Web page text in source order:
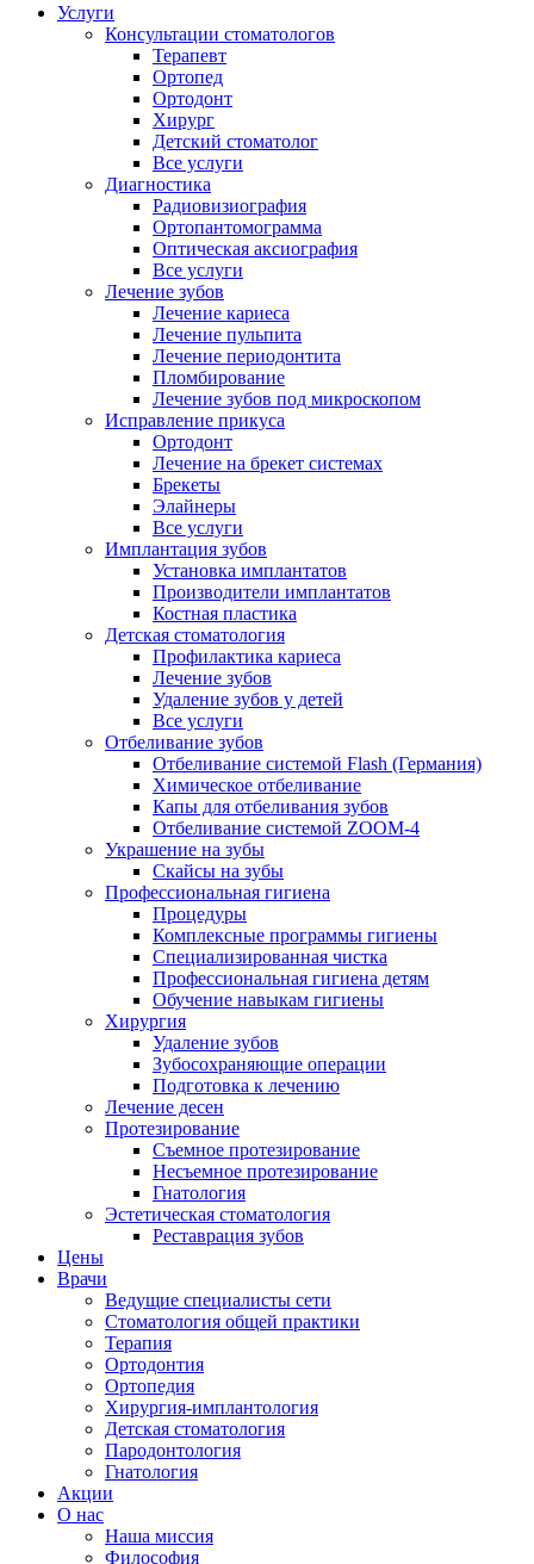
Услуги
Консультации стоматологов
Терапевт
Ортопед
Ортодонт
Хирург
Детский стоматолог
Все услуги
Диагностика
Радиовизиография
Ортопантомограмма
Оптическая аксиография
Все услуги
Лечение зубов
Лечение кариеса
Лечение пульпита
Лечение периодонтита
Пломбирование
Лечение зубов под микроскопом
Исправление прикуса
Ортодонт
Лечение на брекет системах
Брекеты
Элайнеры
Все услуги
Имплантация зубов
Установка имплантатов
Производители имплантатов
Костная пластика
Детская стоматология
Профилактика кариеса
Лечение зубов
Удаление зубов у детей
Все услуги
Отбеливание зубов
Отбеливание системой Flash (Германия)
Химическое отбеливание
Капы для отбеливания зубов
Отбеливание системой ZOOM-4
Украшение на зубы
Скайсы на зубы
Профессиональная гигиена
Процедуры
Комплексные программы гигиены
Специализированная чистка
Профессиональная гигиена детям
Обучение навыкам гигиены
Хирургия
Удаление зубов
Зубосохраняющие операции
Подготовка к лечению
Лечение десен
Протезирование
Съемное протезирование
Несъемное протезирование
Гнатология
Эстетическая стоматология
Реставрация зубов
Цены
Врачи
Ведущие специалисты сети
Стоматология общей практики
Терапия
Ортодонтия
Ортопедия
Хирургия-имплантология
Детская стоматология
Пародонтология
Гнатология
Акции
О нас
Наша миссия
Философия